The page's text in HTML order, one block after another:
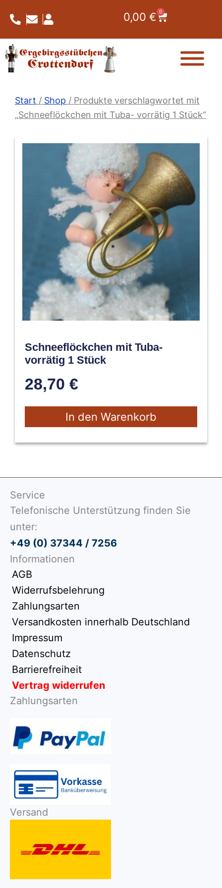
Inhalt
springen
0,00 € 0
Warenkorb
Start / Shop / Produkte verschlagwortet mit
„Schneeflöckchen mit Tuba- vorrätig 1 Stück“
Schneeflöckchen mit Tuba-
vorrätig 1 Stück
28,70 €
In den Warenkorb
Service
Telefonische Unterstützung finden Sie
unter:
+49 (0) 37344 / 7256
Informationen
AGB
Widerrufsbelehrung
Zahlungsarten
Versandkosten innerhalb Deutschland
Impressum
Datenschutz
Barrierefreiheit
Vertrag widerrufen
Zahlungsarten
Versand